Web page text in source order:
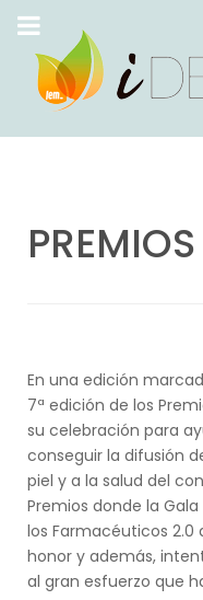
En una edición
7ª edición de los
su celebración para
conseguir la difusión
piel y a la salud del
Premios donde la
los Farmacéuticos
honor y además,
al gran esfuerzo que